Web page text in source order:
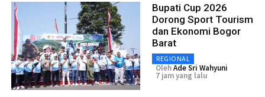
Bupati Cup 2026
Dorong Sport Tourism
dan Ekonomi Bogor
Barat
REGIONAL
OlehAde Sri Wahyuni
7 jam yang lalu